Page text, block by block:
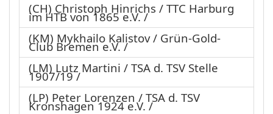
(CH) Christoph Hinrichs / TTC Harburg
im HTB von 1865 e.V. /
(KM) Mykhailo Kalistov / Grün-Gold-
Club Bremen e.V. /
(LM) Lutz Martini / TSA d. TSV Stelle
1907/19 /
(LP) Peter Lorenzen / TSA d. TSV
Kronshagen 1924 e.V. /